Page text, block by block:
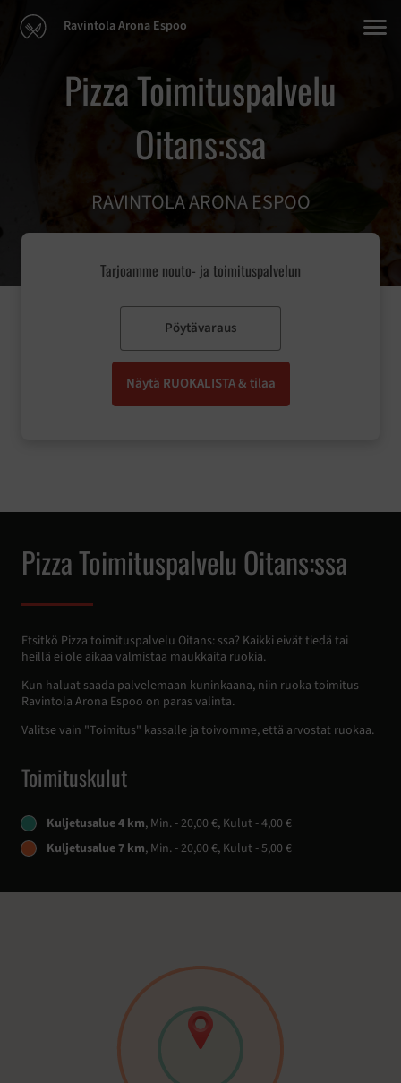
Ravintola Arona Espoo
Pizza Toimituspalvelu
Oitans:ssa
RAVINTOLA ARONA ESPOO
Tarjoamme nouto- ja toimituspalvelun
Pöytävaraus
Näytä RUOKALISTA & tilaa
Pizza Toimituspalvelu Oitans:ssa
Etsitkö Pizza toimituspalvelu Oitans: ssa? Kaikki eivät tiedä tai
heillä ei ole aikaa valmistaa maukkaita ruokia.
Kun haluat saada palvelemaan kuninkaana, niin ruoka toimitus
Ravintola Arona Espoo on paras valinta.
Valitse vain "Toimitus" kassalle ja toivomme, että arvostat ruokaa.
Toimituskulut
Kuljetusalue 4 km, Min. - 20,00 €, Kulut - 4,00 €
Kuljetusalue 7 km, Min. - 20,00 €, Kulut - 5,00 €